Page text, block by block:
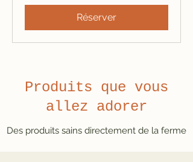
Réserver
Produits que vous
allez adorer
Des produits sains directement de la ferme